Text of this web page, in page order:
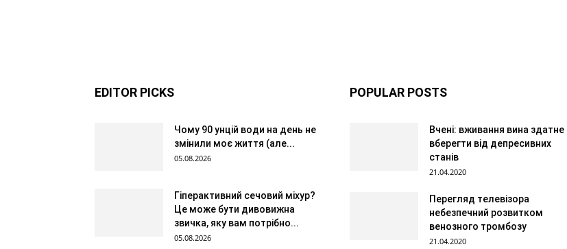
EDITOR PICKS
Чому 90 унцій води на день не
змінили моє життя (але...
05.08.2026
Гіперактивний сечовий міхур?
Це може бути дивовижна
звичка, яку вам потрібно...
05.08.2026
POPULAR POSTS
Вчені: вживання вина здатне
вберегти від депресивних
станів
21.04.2020
Перегляд телевізора
небезпечний розвитком
венозного тромбозу
21.04.2020